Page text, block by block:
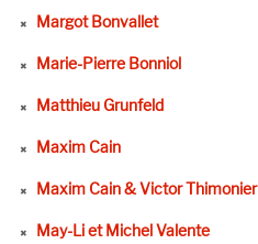
Margot Bonvallet
Marie-Pierre Bonniol
Matthieu Grunfeld
Maxim Cain
Maxim Cain & Victor Thimonier
May-Li et Michel Valente